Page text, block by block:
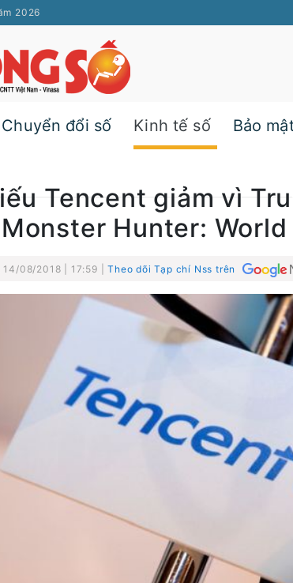
2026
Chuyển đổi số Kinh tế số Bảo
Tencent giảm vì
Hunter: World
14/08/2018 | 17:59 |Theo dõi Tạp chí Nss trên